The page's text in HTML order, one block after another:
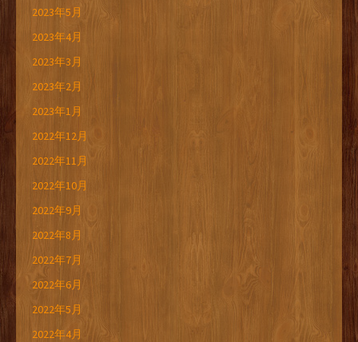
2023年5月
2023年4月
2023年3月
2023年2月
2023年1月
2022年12月
2022年11月
2022年10月
2022年9月
2022年8月
2022年7月
2022年6月
2022年5月
2022年4月